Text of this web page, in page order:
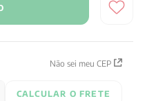
Não sei meu CEP
CALCULAR O FRETE